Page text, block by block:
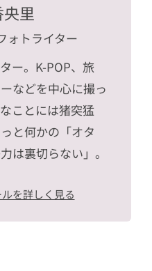
里
ォトライター
ー。K-POP、旅
などを中心に撮っ
ことには猪突猛
と何かの「オタ
は裏切らない」。
を詳しく見る